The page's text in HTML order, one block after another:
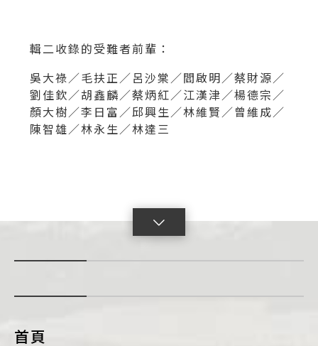
輯二收錄的受難者前輩：
吳大祿／毛扶正／呂沙棠／閻啟明／蔡財源／
劉佳欽／胡鑫麟／蔡炳紅／江漢津／楊德宗／
顏大樹／李日富／邱興生／林維賢／曾維成／
陳智雄／林永生／林達三
首頁